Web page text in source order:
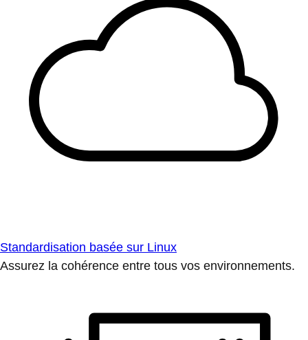
Standardisation basée sur Linux
Assurez la cohérence entre tous vos environnements.